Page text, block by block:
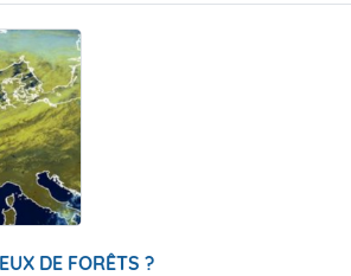
DE FORÊTS ?